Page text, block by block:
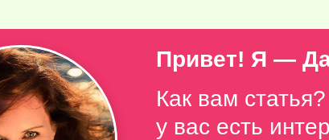
Привет! Я —
Как вам
у вас есть